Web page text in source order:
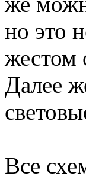
но это
жестом
Далее
Все